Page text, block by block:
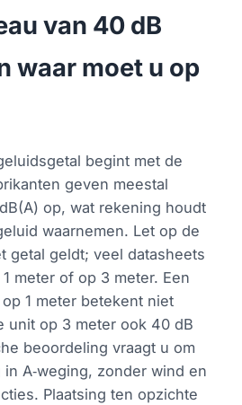
van 40 dB
waar moet u op
begint met de
geven meestal
op, wat rekening houdt
waarnemen. Let op de
getal geldt; veel datasheets
meter of op 3 meter. Een
1 meter betekent niet
unit op 3 meter ook 40 dB
beoordeling vraagt u om
A‑weging, zonder wind en
Plaatsing ten opzichte